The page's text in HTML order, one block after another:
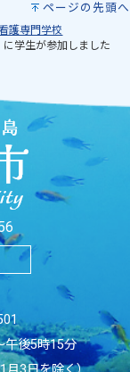
ページの先頭へ
護専門学校
学生が参加しました
午後5時15分